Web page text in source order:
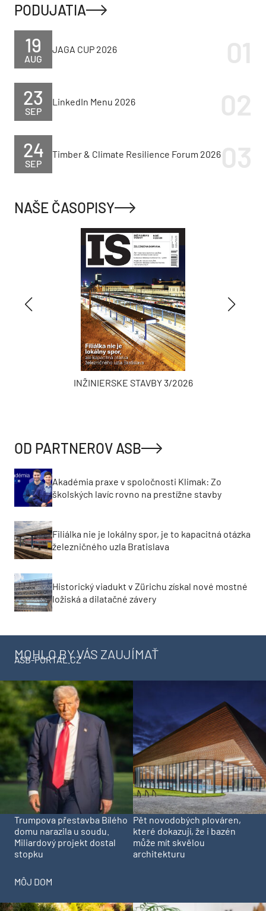
PODUJATIA
AUG
19 JAGA CUP 2026
SEP
23 LinkedIn Menu 2026
SEP
24 Timber & Climate Resilience Forum 2026
NAŠE ČASOPISY
INŽINIERSKE STAVBY 3/2026
OD PARTNEROV ASB
Akadémia praxe v spoločnosti Klimak: Zo
školských lavíc rovno na prestížne stavby
Filiálka nie je lokálny spor, je to kapacitná otázka
železničného uzla Bratislava
Historický viadukt v Zürichu získal nové mostné
ložiská a dilatačné závery
MOHLO BY VÁS ZAUJÍMAŤ
ASB-PORTAL.CZ
Trumpova přestavba Bílého
domu narazila u soudu.
Miliardový projekt dostal
stopku
Pět novodobých plováren,
které dokazují, že i bazén
může mít skvělou
architekturu
MÔJ DOM